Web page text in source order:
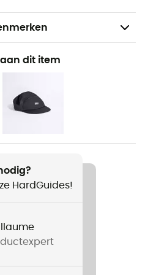
dit item
HardGuides!